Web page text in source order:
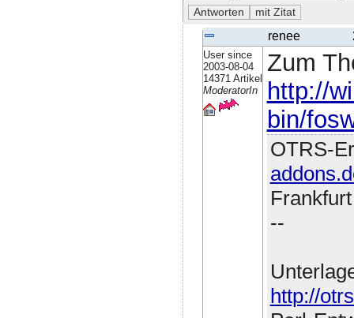
renee
User since
2003-08-04
14371 Artikel
ModeratorIn
Zum
http://
bin/
OTRS-
--
http://